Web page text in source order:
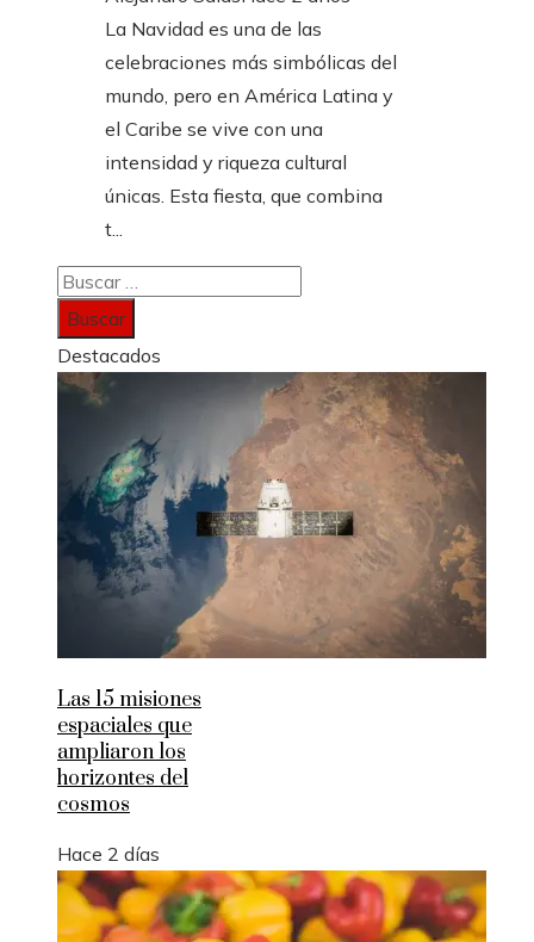
La Navidad es una de las
celebraciones más simbólicas del
mundo, pero en América Latina y
el Caribe se vive con una
intensidad y riqueza cultural
únicas. Esta fiesta, que combina
t...
Buscar:
Destacados
Las 15 misiones
espaciales que
ampliaron los
horizontes del
cosmos
Hace 2 días